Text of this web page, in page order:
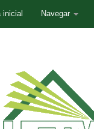
Navegar